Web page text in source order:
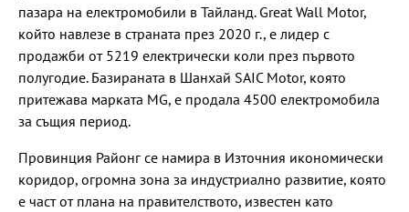
пазара на електромобили в Тайланд. Great Wall Motor,
който навлезе в страната през 2020 г., е лидер с
продажби от 5219 електрически коли през първото
полугодие. Базираната в Шанхай SAIC Motor, която
притежава марката MG, е продала 4500 електромобила
за същия период.
Провинция Районг се намира в Източния икономически
коридор, огромна зона за индустриално развитие, която
е част от плана на правителството, известен като